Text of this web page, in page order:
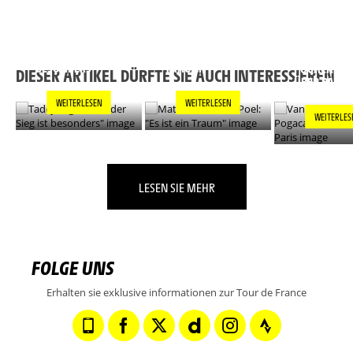
DIESER ARTIKEL DÜRFTE SIE AUCH INTERESSIEREN
BESONDERS"
WEITERLESEN
TRAUM"
WEITERLESEN
POGACAR
ÜBER PARIS
LESEN SIE MEHR
FOLGE UNS
Erhalten sie exklusive informationen zur Tour de France